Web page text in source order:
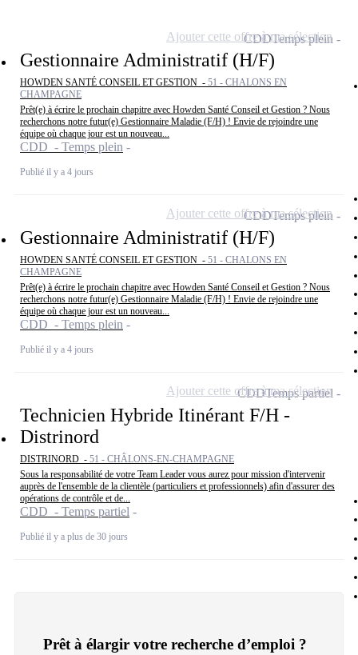
Gestionnaire Administratif (H/F)
HOWDEN SANTÉ CONSEIL ET GESTION - 51 - CHALONS EN
CHAMPAGNE
Prêt(e) à écrire le prochain chapitre avec Howden Santé Conseil et Gestion ? Nous
recherchons notre futur(e) Gestionnaire Maladie (F/H) ! Envie de rejoindre une
équipe où chaque jour est un nouveau...
CDD - Temps plein
Publié il y a 4 jours
CDDTemps plein
Ajouter cette offre à ma sélection
Gestionnaire Administratif (H/F)
HOWDEN SANTÉ CONSEIL ET GESTION - 51 - CHALONS EN
CHAMPAGNE
Prêt(e) à écrire le prochain chapitre avec Howden Santé Conseil et Gestion ? Nous
recherchons notre futur(e) Gestionnaire Maladie (F/H) ! Envie de rejoindre une
équipe où chaque jour est un nouveau...
CDD - Temps plein
Publié il y a 4 jours
CDDTemps plein
Ajouter cette offre à ma sélection
Technicien Hybride Itinérant F/H -
Distrinord
DISTRINORD - 51 - CHÂLONS-EN-CHAMPAGNE
Sous la responsabilité de votre Team Leader vous aurez pour mission d'intervenir
auprès de l'ensemble de la clientèle (particuliers et professionnels) afin d'assurer des
opérations de contrôle et de...
CDD - Temps partiel
Publié il y a plus de 30 jours
CDDTemps partiel
Ajouter cette offre à ma sélection
Prêt à élargir votre recherche d’emploi ?